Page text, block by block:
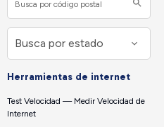
Herramientas de internet
Test Velocidad — Medir Velocidad de
Internet